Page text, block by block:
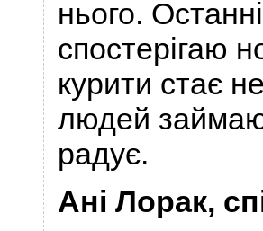
нього.
спостерігаю
курити стає
людей
радує.
Ані Лорак,